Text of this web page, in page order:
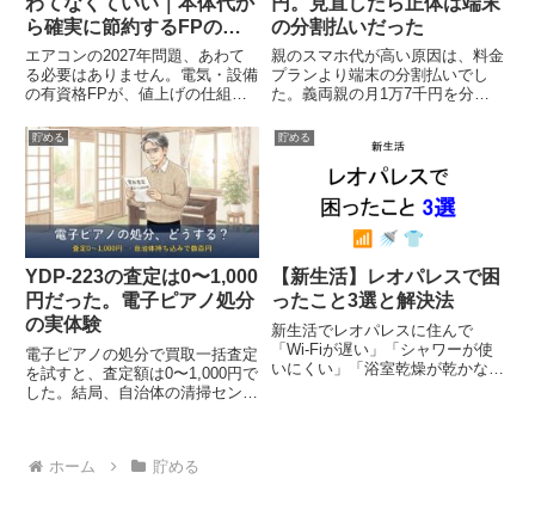
ら確実に節約するFPの結
論
エアコンの2027年問題、あわて
る必要はありません。電気・設備
の有資格FPが、値上げの仕組み
を、サイズの考え方と買い替えの
実体験から解説します。
の分割払いだった
親のスマホ代が高い原因は、料金
プランより端末の分割払いでし
た。義両親の月1万7千円を分解
り換えで月4,000円台に。焦らず
見直す順番を実録で書きました。
貯める
YDP-223の査定は0〜1,000
円だった。電子ピアノ処分
の実体験
電子ピアノの処分で買取一括査定
を試すと、査定額は0〜1,000円で
した。結局、自治体の清掃センタ
解説します。
貯める
【新生活】レオパレスで困
ったこと3選と解決法
新生活でレオパレスに住んで
「Wi-Fiが遅い」「シャワーが使
いにくい」「浴室乾燥が乾かな
ホーム
貯める